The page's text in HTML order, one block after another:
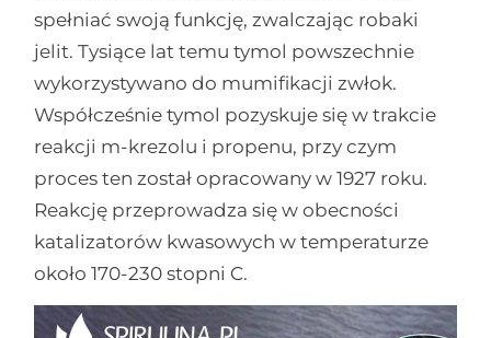
spełniać swoją funkcję, zwalczając robaki
jelit. Tysiące lat temu tymol powszechnie
wykorzystywano do mumifikacji zwłok.
Współcześnie tymol pozyskuje się w trakcie
reakcji m-krezolu i propenu, przy czym
proces ten został opracowany w 1927 roku.
Reakcję przeprowadza się w obecności
katalizatorów kwasowych w temperaturze
około 170-230 stopni C.